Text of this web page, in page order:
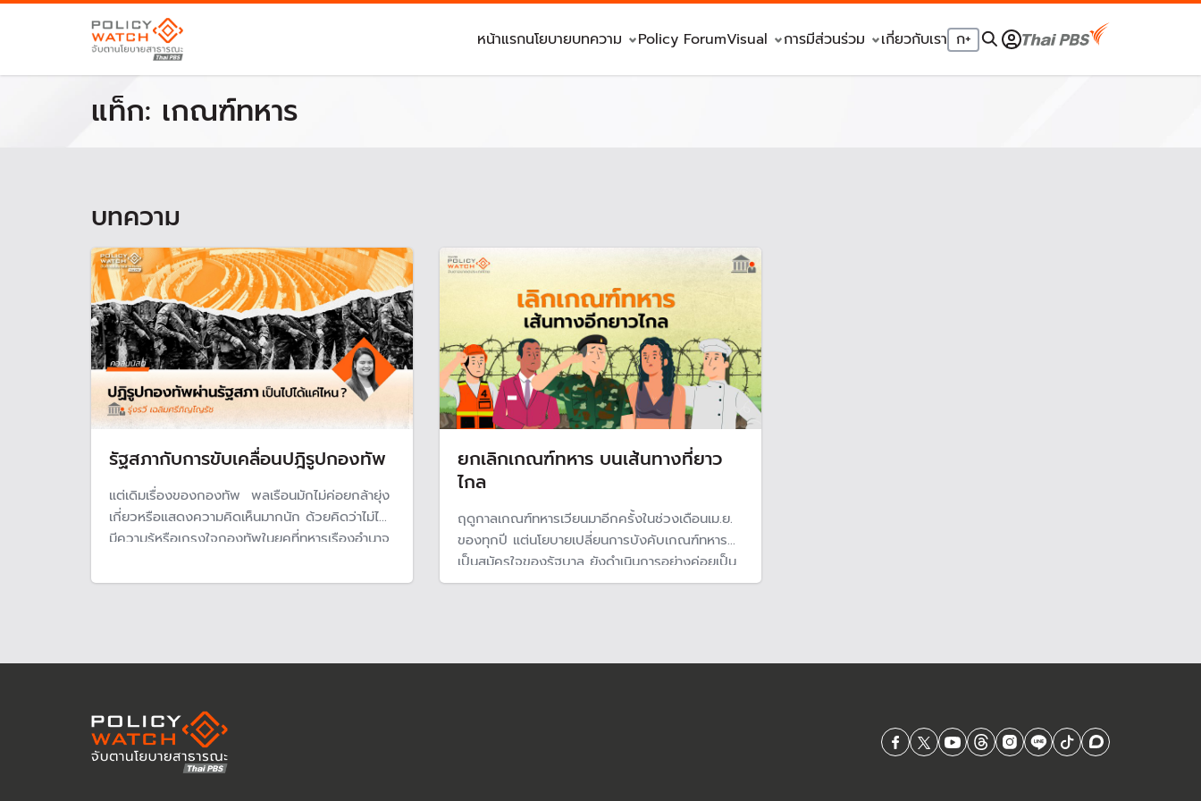
หน้าแรกนโยบายบทความ Policy ForumVisual การมีส่วนร่วม เกี่ยวกับเรา ก+
แท็ก: เกณฑ์ทหาร
บทความ
รัฐสภากับการขับเคลื่อนปฎิรูปกองทัพ
แต่เดิมเรื่องของกองทัพ พลเรือนมักไม่ค่อยกล้ายุ่ง
เกี่ยวหรือแสดงความคิดเห็นมากนัก ด้วยคิดว่าไม่ได้
มีความรู้หรือเกรงใจกองทัพในยุคที่ทหารเรืองอำนาจ
รัฐประหารที่จัดขึ้นในพ.ศ. 2562
ยกเลิกเกณฑ์ทหาร บนเส้นทางที่ยาว
ไกล
ฤดูกาลเกณฑ์ทหารเวียนมาอีกครั้งในช่วงเดือนเม.ย.
ของทุกปี แต่นโยบายเปลี่ยนการบังคับเกณฑ์ทหาร
เป็นสมัครใจของรัฐบาล ยังดำเนินการอย่างค่อยเป็น
ค่อยไป ตามแผนการปฏิรูปกองทัพของกระทรวง